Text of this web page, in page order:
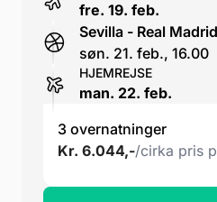
fre. 19. feb.
Sevilla - Real Madrid
søn. 21. feb., 16.00
HJEMREJSE
man. 22. feb.
3 overnatninger
Kr. 6.044,-/cirka pris